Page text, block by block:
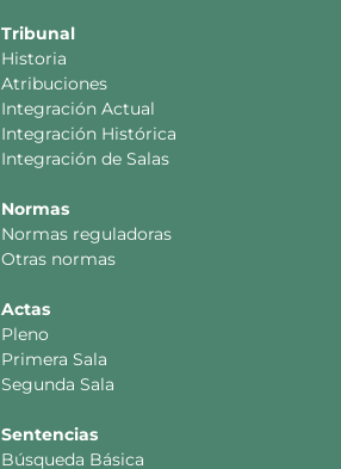
Tribunal
Historia
Atribuciones
Integración Actual
Integración Histórica
Integración de Salas
Normas
Normas reguladoras
Otras normas
Actas
Pleno
Primera Sala
Segunda Sala
Sentencias
Búsqueda Básica